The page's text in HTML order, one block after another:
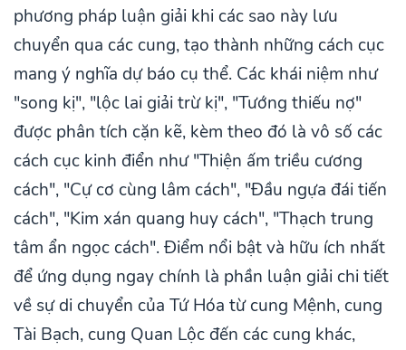
phương pháp luận giải khi các sao này lưu
chuyển qua các cung, tạo thành những cách cục
mang ý nghĩa dự báo cụ thể. Các khái niệm như
"song kị", "lộc lai giải trừ kị", "Tướng thiếu nợ"
được phân tích cặn kẽ, kèm theo đó là vô số các
cách cục kinh điển như "Thiện ấm triều cương
cách", "Cự cơ cùng lâm cách", "Đầu ngựa đái tiến
cách", "Kim xán quang huy cách", "Thạch trung
tâm ẩn ngọc cách". Điểm nổi bật và hữu ích nhất
để ứng dụng ngay chính là phần luận giải chi tiết
về sự di chuyển của Tứ Hóa từ cung Mệnh, cung
Tài Bạch, cung Quan Lộc đến các cung khác,